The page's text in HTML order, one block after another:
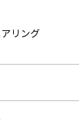
リング